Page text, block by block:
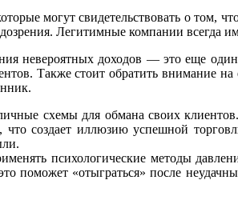
могут свидетельствовать о
Легитимные компании всегда
невероятных доходов — это еще
Также стоит обратить внимание
схемы для обмана своих
создает иллюзию успешной
психологические методы
поможет «отыграться» после